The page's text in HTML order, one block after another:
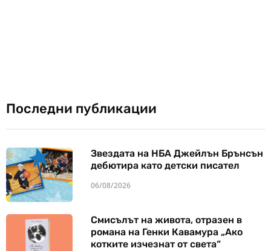
Последни публикации
Звездата на НБА Джейлън Брънсън
дебютира като детски писател
06/08/2026
Смисълът на живота, отразен в
романа на Генки Кавамура „Ако
котките изчезнат от света“